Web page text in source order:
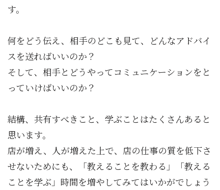
す。
何をどう伝え、相手のどこも見て、どんなアドバイ
スを送ればいいのか？
そして、相手とどうやってコミュニケーションをと
っていけばいいのか？
結構、共有すべきこと、学ぶことはたくさんあると
思います。
店が増え、人が増えた上で、店の仕事の質を低下さ
せないためにも、「教えることを教わる」「教える
ことを学ぶ」時間を増やしてみてはいかがでしょう